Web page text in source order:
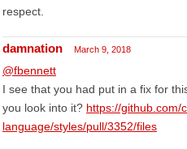
respect.
damnation March 9, 2018
@fbennett
I see that you had put in a fix for
you look into it? https://github.com/
language/styles/pull/3352/files